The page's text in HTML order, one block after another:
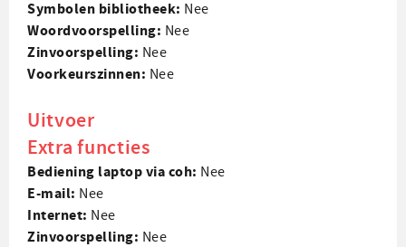
Symbolen bibliotheek: Nee
Woord­voorspelling: Nee
Zin­voorspelling: Nee
Voorkeurs­zinnen: Nee
Uitvoer
Extra functies
Bediening laptop via coh: Nee
E-mail: Nee
Internet: Nee
Zin­voorspelling: Nee